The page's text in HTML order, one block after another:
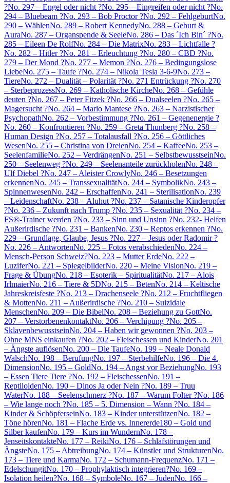
?No. 297 – Engel oder nicht ?No. 295 – Eingreifen oder nicht ?No.
294 – Bluebeam ?No. 293 – Bob Proctor ?No. 292 – FehlgeburtNo.
290 – WählenNo. 289 – Robert KennedyNo. 288 – Geburt &
AuraNo. 287 – Organspende & SeeleNo. 286 – Das ´Ich Bin´ ?No.
285 – Eileen De RolfNo. 284 – Die MatrixNo. 283 – Lichtfalle ?
No. 282 – Hitler ?No. 281 – Erleuchtung ?No. 280 – CBD ?No.
279 – Der Mond ?No. 277 – Memon ?No. 276 – Bedingungslose
LiebeNo. 275 – Taufe ?No. 274 – Nikola Tesla 3-6-9No. 273 –
TiereNo. 272 – Dualität – Polarität ?No. 271 Entrückung ?No. 270
– SterbeprozessNo. 269 – Katholische KircheNo. 268 – Gefühle
deuten ?No. 267 – Peter Fitzek ?No. 266 – Dualseelen ?No. 265 –
Magersucht ?No. 264 – Mario Mantese ?No. 263 – Narzistischer
PsychopathNo. 262 – Vorbestimmung ?No. 261 – Gegenenergie ?
No. 260 – Konfrontieren ?No. 259 – Greta Thunberg ?No. 258 –
Human Design ?No. 257 – Totalausfall ?No. 256 – Göttliches
WesenNo. 255 – Christina von DreienNo. 254 – KaffeeNo. 253 –
SeelenfamilieNo. 252 – VerdrängenNo. 251 – SelbstbewusstseinNo.
250 – Seelenweg ?No. 249 – Seelenanteile zurückholenNo. 248 –
Ulf Diebel ?No. 247 – Aleister CrowlyNo. 246 – Besetzungen
erkennenNo. 245 – TranssexualitätNo. 244 – SymbolikNo. 243 –
SpinnenwesenNo. 242 – ErschaffenNo. 241 – SterilisationNo. 239
– LeidenschaftNo. 238 – Aluhut ?No. 237 – Satanische Kinderopfer
?No. 236 – Zukunft nach Trump ?No. 235 – Sexualität ?No. 234 –
FS®-Trainer werden ?No. 233 – Sinn und Unsinn ?No. 232- Helfen
Außerirdische ?No. 231 – BankenNo. 230 – Reptos erkennen ?No.
229 – Grundlage, Glaube, Jesus ?No. 227 – Jesus oder Radomir ?
No. 226 – AntwortenNo. 225 – Fotos verabschiedenNo. 224 –
Mensch-Person Schweiz?No. 223 – Mutter ErdeNo. 222 –
LuziferNo. 221 – SpiegelbilderNo. 220 – Meine VisionNo. 219 –
Frage & ÜbungNo. 218 – Esoterik – SpiritualitätNo. 217 – Alois
IrlmaierNo. 216 – Tiere & 5DNo. 215 – BetenNo. 214 – Keltische
Jahreskreisfeste ?No. 213 – Drachenseele ?No. 212 – Fruchtfliegen
& MottenNo. 211 – Außerirdische ?No. 210 – Suizidale
MenschenNo. 209 – Die BibelNo. 208 – Beziehung zu GottNo.
207 – VerstorbenenkontaktNo. 206 – Verchipung ?No. 205 –
SklavenbewusstseinNo. 204 – Haben wir gewonnen ?No. 203 –
Ohne MNS einkaufen ?No. 202 – Fleischessen und KinderNo. 201
– Ängste auflösenNo. 200 – Die TaufeNo. 199 – Neale Donald
WalschNo. 198 – BerufungNo. 197 – SterbehilfeNo. 196 – Die 4.
DimensionNo. 195 – GoldNo. 194 – Angst vor BeziehungNo. 193
– Essen Tiere Tiere ?No. 192 – FleischessenNo. 191 –
ReptiloidenNo. 190 – Dinos Ja oder Nein ?No. 189 – Truu
WaterNo. 188 – Seelenschmerz ?No. 187 – Warum Folter ?No. 186
– Wie lange noch ?No. 185 – 5. Dimension – Wann ?No. 184 –
Kinder & SchöpferseinNo. 183 – Kinder unterstützenNo. 182 –
Töne hörenNo. 181 – Flache Erde vs. Innererde180 – Gold und
Silber kaufenNo. 179 – Kurs im WundernNo. 178 –
JenseitskontakteNo. 177 – ReikiNo. 176 – Schlafstörungen und
ÄngsteNo. 175 – AbtreibungNo. 174 – Künstler und StrukturenNo.
173 – Tiere und KarmaNo. 172 – Schumann-FrequenzNo. 171 –
EdelschungitNo. 170 – Prophylaktisch integrieren?No. 169 –
Isolation heilen?No. 168 – SymboleNo. 167 – JudenNo. 166 –